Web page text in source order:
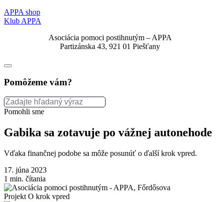
APPA shop
Klub APPA
Asociácia pomoci postihnutým – APPA
Partizánska 43, 921 01 Piešťany
Pomôžeme vám?
Pomohli sme
Gabika sa zotavuje po vážnej autonehode
Vďaka finančnej podobe sa môže posunúť o ďalší krok vpred.
17. júna 2023
1 min. čítania
Projekt O krok vpred